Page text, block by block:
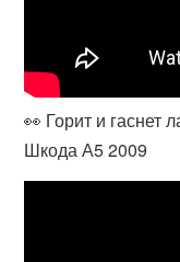
👀 Горит и гаснет
Шкода А5 2009